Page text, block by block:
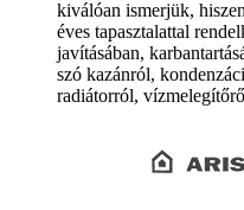
kiválóan ismerjük,
éves tapasztalattal
javításában,
szó kazánról,
radiátorról,